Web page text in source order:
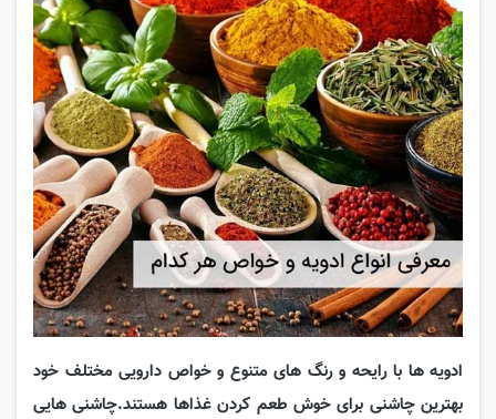
ادویه ها با رایحه و رنگ های متنوع و خواص دارویی مختلف خود
بهترین چاشنی برای خوش طعم کردن غذاها هستند.چاشنی هایی